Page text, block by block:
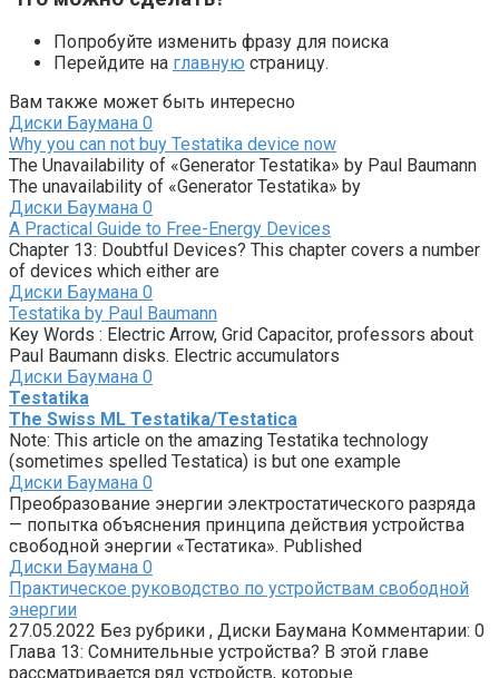
Попробуйте изменить фразу для поиска
Перейдите на главную страницу.
Вам также может быть интересно
Диски Баумана 0
Why you can not buy Testatika device now
The Unavailability of «Generator Testatika» by Paul Baumann
The unavailability of «Generator Testatika» by
Диски Баумана 0
A Practical Guide to Free-Energy Devices
Chapter 13: Doubtful Devices? This chapter covers a number
of devices which either are
Диски Баумана 0
Testatika by Paul Baumann
Key Words : Electric Arrow, Grid Capacitor, professors about
Paul Baumann disks. Electric accumulators
Диски Баумана 0
Testatika
The Swiss ML Testatika/Testatica
Note: This article on the amazing Testatika technology
(sometimes spelled Testatica) is but one example
Диски Баумана 0
Преобразование энергии электростатического разряда
— попытка объяснения принципа действия устройства
свободной энергии «Тестатика». Published
Диски Баумана 0
Практическое руководство по устройствам свободной
энергии
27.05.2022 Без рубрики , Диски Баумана Комментарии: 0
Глава 13: Сомнительные устройства? В этой главе
рассматривается ряд устройств, которые